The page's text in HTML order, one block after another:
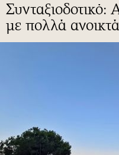
Συνταξιοδοτικό:
με πολλά